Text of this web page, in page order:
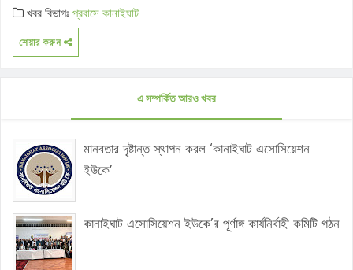
খবর বিভাগঃপ্রবাসে কানাইঘাট
শেয়ার করুন
এ সম্পর্কিত আরও খবর
মানবতার দৃষ্টান্ত স্থাপন করল ‘কানাইঘাট এসোসিয়েশন
ইউকে’
কানাইঘাট এসোসিয়েশন ইউকে’র পূর্ণাঙ্গ কার্যনির্বাহী কমিটি গঠন